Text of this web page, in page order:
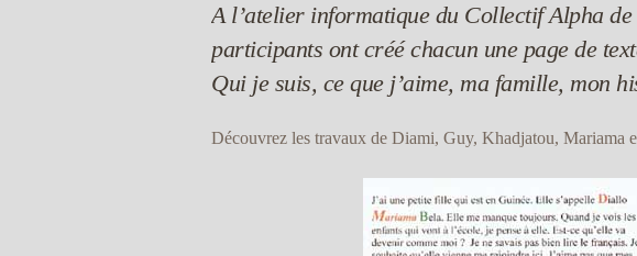
A l’atelier informatique du Collectif Alpha
participants ont créé chacun une page de
Qui je suis, ce que j’aime, ma famille, mon
Découvrez les travaux de Diami, Guy, Khadjatou, Mariama